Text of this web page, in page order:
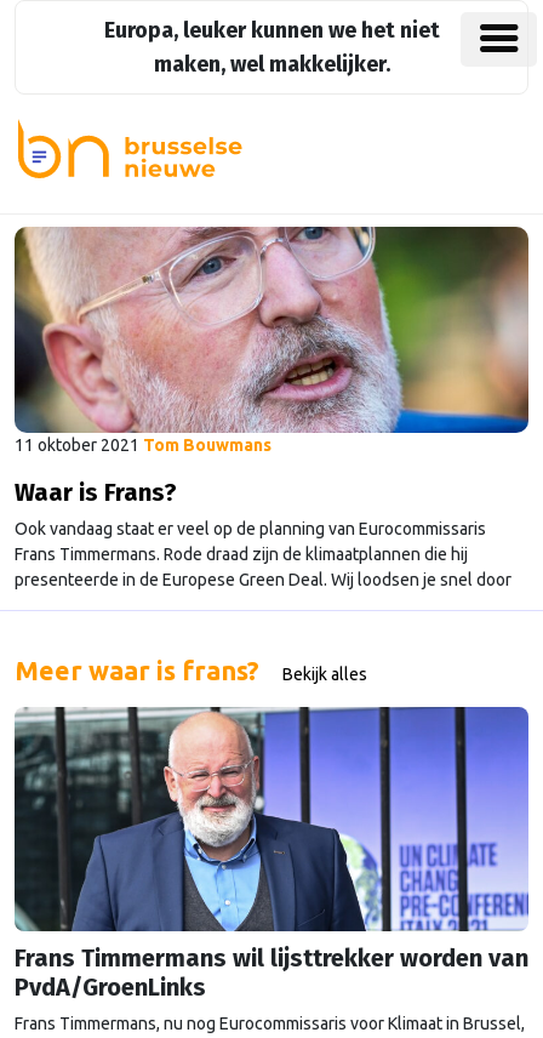
Europa, leuker kunnen we het niet
maken, wel makkelijker.
11 oktober 2021 Tom Bouwmans
Waar is Frans?
Ook vandaag staat er veel op de planning van Eurocommissaris
Frans Timmermans. Rode draad zijn de klimaatplannen die hij
presenteerde in de Europese Green Deal. Wij loodsen je snel door
zijn (online) agenda: Tussen de jongeren Timmermans was
de Youth Climate Pact Challenge, een initiatief waar …
Meer waar is frans? Bekijk alles
Frans Timmermans wil lijsttrekker worden van
PvdA/GroenLinks
Frans Timmermans, nu nog Eurocommissaris voor Klimaat in Brussel,